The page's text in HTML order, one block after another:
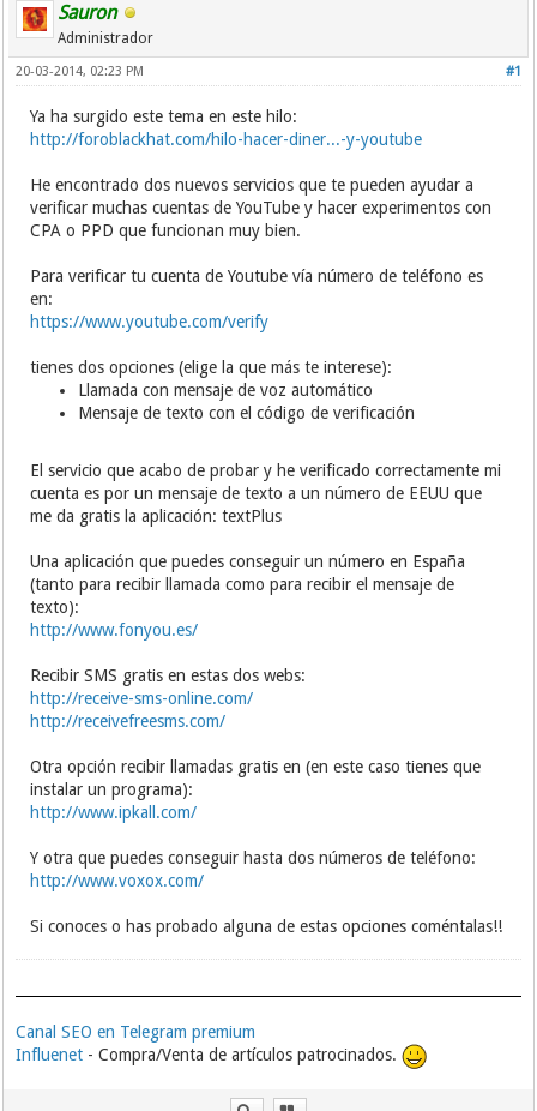
Sauron
Administrador
#1
20-03-2014, 02:23 PM
Ya ha surgido este tema en este hilo:
http://foroblackhat.com/hilo-hacer-diner...-y-youtube
He encontrado dos nuevos servicios que te pueden ayudar a
verificar muchas cuentas de YouTube y hacer experimentos con
CPA o PPD que funcionan muy bien.
Para verificar tu cuenta de Youtube vía número de teléfono es
en:
https://www.youtube.com/verify
tienes dos opciones (elige la que más te interese):
Llamada con mensaje de voz automático
Mensaje de texto con el código de verificación
El servicio que acabo de probar y he verificado correctamente mi
cuenta es por un mensaje de texto a un número de EEUU que
me da gratis la aplicación: textPlus
Una aplicación que puedes conseguir un número en España
(tanto para recibir llamada como para recibir el mensaje de
texto):
http://www.fonyou.es/
Recibir SMS gratis en estas dos webs:
http://receive-sms-online.com/
http://receivefreesms.com/
Otra opción recibir llamadas gratis en (en este caso tienes que
instalar un programa):
http://www.ipkall.com/
Y otra que puedes conseguir hasta dos números de teléfono:
http://www.voxox.com/
Si conoces o has probado alguna de estas opciones coméntalas!!
Canal SEO en Telegram premium
Influenet - Compra/Venta de artículos patrocinados.